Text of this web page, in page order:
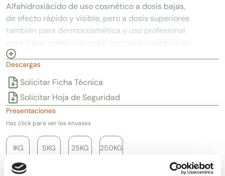
Alfahidroxiácido de uso cosmético a dosis bajas,
de efecto rápido y visible, pero a dosis superiores
también para dermocosmética y uso profesional
para tratar pieles con acné, psoriasis o problemas
de pigmentación. AHA tonificante apto para
tratamientos de peeling.
Descargas
Solicitar Ficha Técnica
Solicitar Hoja de Seguridad
Presentaciones
Haz click para ver los envases
1KG 5KG 25KG 250KG
Artículos relacionados